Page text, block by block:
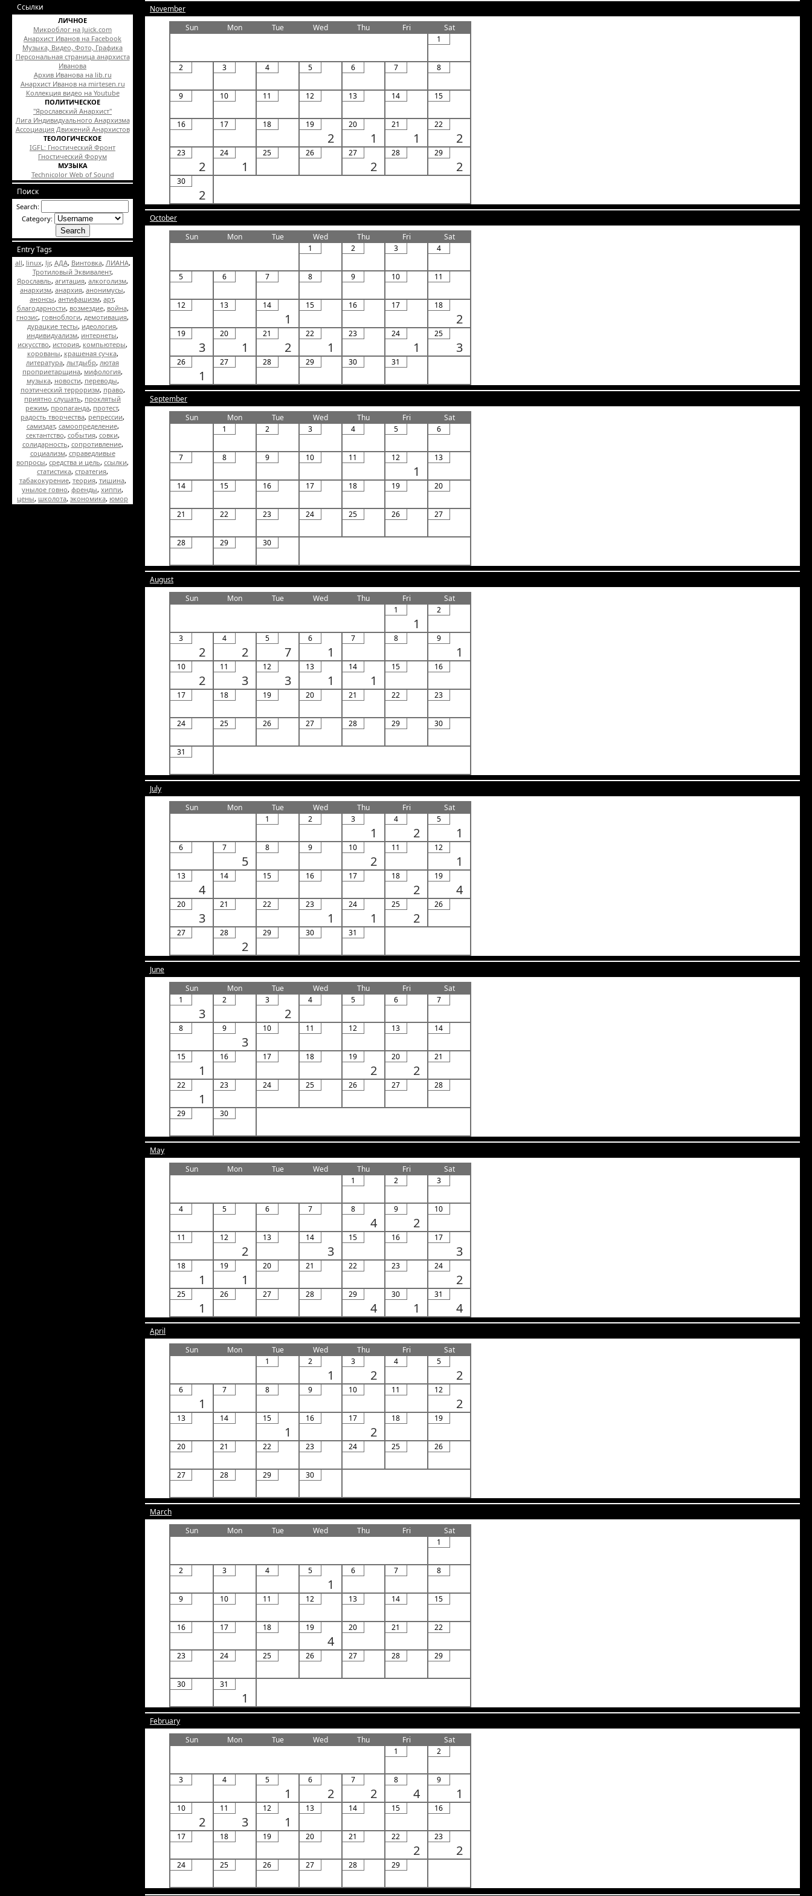
Ссылки
ЛИЧНОЕ
Микроблог на Juick.com
Анархист Иванов на Facebook
Музыка, Видео, Фото, Графика
Персональная страница анархиста
Иванова
Архив Иванова на lib.ru
Анархист Иванов на mirtesen.ru
Коллекция видео на Youtube
ПОЛИТИЧЕСКОЕ
"Ярославский Анархист"
Лига Индивидуального Анархизма
Ассоциация Движений Анархистов
ТЕОЛОГИЧЕСКОЕ
IGFL: Гностический Фронт
Гностический Форум
МУЗЫКА
Technicolor Web of Sound
Поиск
Search:
Category:
Entry Tags
all, linux, ljr, АДА, Винтовка, ЛИАНА,
Тротиловый Эквивалент,
Ярославль, агитация, алкоголизм,
анархизм, анархия, анонимусы,
анонсы, антифашизм, арт,
благодарности, возмездие, война,
гнозис, говноблоги, демотивация,
дурацкие тесты, идеология,
индивидуализм, интернеты,
искусство, история, компьютеры,
корованы, крашеная сучка,
литература, лытдыбр, лютая
проприетарщина, мифология,
музыка, новости, переводы,
поэтический терроризм, право,
приятно слушать, проклятый
режим, пропаганда, протест,
радость творчества, репрессии,
самиздат, самоопределение,
сектантство, события, совки,
солидарность, сопротивление,
социализм, справедливые
вопросы, средства и цель, ссылки,
статистика, стратегия,
табакокурение, теория, тишина,
унылое говно, френды, хиппи,
цены, школота, экономика, юмор
November
Sun
Mon Tue Wed Thu Fri
Sat
1
2 3 4 5 6 7 8
9 10 11 12 13 14 15
16 17 18 19
2
20
1
21
1
22
2
23
2
24
1
25 26 27
2
28 29
2
30
2
October
Sun
Mon Tue Wed Thu Fri
Sat
1
2 3 4
5 6 7 8 9 10 11
12 13 14
1
15 16 17 18
2
19
3
20
1
21
2
22
1
23 24
1
25
3
26
1
27 28 29 30 31
September
Sun
Mon Tue Wed Thu Fri
Sat
1
2 3 4 5 6
7 8 9 10 11 12
1
13
14 15 16 17 18 19 20
21 22 23 24 25 26 27
28 29 30
August
Sun
Mon Tue Wed Thu Fri
Sat
1
1
2
3
2
4
2
5
7
6
1
7 8 9
1
10
2
11
3
12
3
13
1
14
1
15 16
17 18 19 20 21 22 23
24 25 26 27 28 29 30
31
July
Sun
Mon Tue Wed Thu Fri
Sat
1
2 3
1
4
2
5
1
6 7
5
8 9 10
2
11 12
1
13
4
14 15 16 17 18
2
19
4
20
3
21 22 23
1
24
1
25
2
26
27 28
2
29 30 31
June
Sun
Mon Tue Wed Thu Fri
Sat
1
3
2 3
2
4 5 6 7
8 9
3
10 11 12 13 14
15
1
16 17 18 19
2
20
2
21
22
1
23 24 25 26 27 28
29 30
May
Sun
Mon Tue Wed Thu Fri
Sat
1
2 3
4 5 6 7 8
4
9
2
10
11 12
2
13 14
3
15 16 17
3
18
1
19
1
20 21 22 23 24
2
25
1
26 27 28 29
4
30
1
31
4
April
Sun
Mon Tue Wed Thu Fri
Sat
1
2
1
3
2
4 5
2
6
1
7 8 9 10 11 12
2
13 14 15
1
16 17
2
18 19
20 21 22 23 24 25 26
27 28 29 30
March
Sun
Mon Tue Wed Thu Fri
Sat
1
2 3 4 5
1
6 7 8
9 10 11 12 13 14 15
16 17 18 19
4
20 21 22
23 24 25 26 27 28 29
30 31
1
February
Sun
Mon Tue Wed Thu Fri
Sat
1
2
3 4 5
1
6
2
7
2
8
4
9
1
10
2
11
3
12
1
13 14 15 16
17 18 19 20 21 22
2
23
2
24 25 26 27 28 29